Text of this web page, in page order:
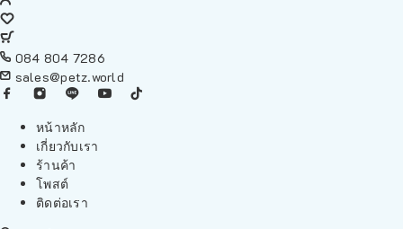
084 804 7286
sales@petz.world
หน้าหลัก
เกี่ยวกับเรา
ร้านค้า
โพสต์
ติดต่อเรา